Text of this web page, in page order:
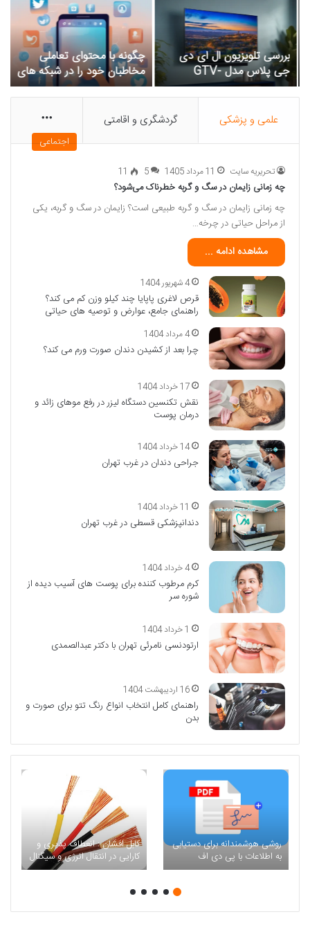
بررسی تلویزیون ال ای دی
جی پلاس مدل GTV-
43GH412N سایز 43 اینچ
چگونه با محتوای تعاملی
مخاطبان خود را در شبکه های
اجتماعی درگیر کنید؟
علمی و پزشکی گردشگری و اقامتی
اجتماعی
تحریریه سایت 11 مرداد 1405 5
11
چه زمانی زایمان در سگ و گربه خطرناک می‌شود؟
چه زمانی زایمان در سگ و گربه طبیعی است؟ زایمان در سگ و گربه، یکی
از مراحل حیاتی در چرخه…
مشاهده ادامه ...
4 شهریور 1404
قرص لاغری پاپایا چند کیلو وزن کم می کند؟
راهنمای جامع، عوارض و توصیه های حیاتی
4 مرداد 1404
چرا بعد از کشیدن دندان صورت ورم می کند؟
17 خرداد 1404
نقش تکنسین دستگاه لیزر در رفع موهای زائد و
درمان پوست
14 خرداد 1404
جراحی دندان در غرب تهران
11 خرداد 1404
دندانپزشکی قسطی در غرب تهران
4 خرداد 1404
کرم مرطوب کننده برای پوست های آسیب دیده از
شوره سر
1 خرداد 1404
ارتودنسی نامرئی تهران با دکتر عبدالصمدی
16 اردیبهشت 1404
راهنمای کامل انتخاب انواع رنگ تتو برای صورت و
بدن
روشی هوشمندانه برای دستیابی
به اطلاعات با پی دی اف
کابل افشان : انعطاف پذیری و
کارایی در انتقال انرژی و سیگنال